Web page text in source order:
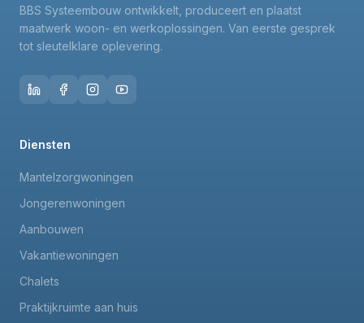
BBS Systeembouw ontwikkelt, produceert en plaatst
maatwerk woon- en werkoplossingen. Van eerste gesprek
tot sleutelklare oplevering.
Diensten
Mantelzorgwoningen
Jongerenwoningen
Aanbouwen
Vakantiewoningen
Chalets
Praktijkruimte aan huis